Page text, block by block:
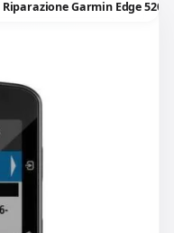
Riparazione Garmin Edge 520